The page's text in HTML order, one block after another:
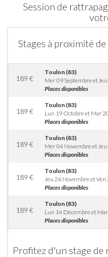
Session de
Stages à proximité
189 €
Toulon (83)
Mer 09 Septembre et
Places disponibles
189 €
Toulon (83)
Lun 19 Octobre et Mar
Places disponibles
189 €
Toulon (83)
Mer 04 Novembre et
Places disponibles
189 €
Toulon (83)
Jeu 26 Novembre et
Places disponibles
189 €
Toulon (83)
Lun 14 Décembre et
Places disponibles
Profitez d'un stage